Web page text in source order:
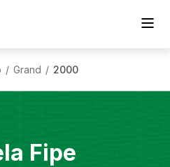
/ Grand / 2000
Fipe